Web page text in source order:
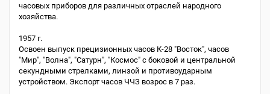
часовых приборов для различных отраслей народного
хозяйства.
1957 г.
Освоен выпуск прецизионных часов К-28 "Восток", часов
"Мир", "Волна", "Сатурн", "Космос" с боковой и центральной
секундными стрелками, линзой и противоударным
устройством. Экспорт часов ЧЧЗ возрос в 7 раз.